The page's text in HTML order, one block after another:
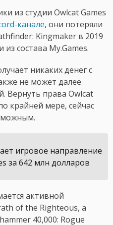
из студии Owlcat Games
канале, они потеряли
Kingmaker в 2019
состава My.Games.
никаких денег с
не может далее
Вернуть права Owlcat
крайней мере, сейчас
игровое направление
за 642 млн долларов
активной
of the Righteous, а
40,000: Rogue